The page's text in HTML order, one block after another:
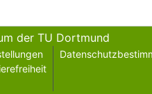
der TU Dortmund